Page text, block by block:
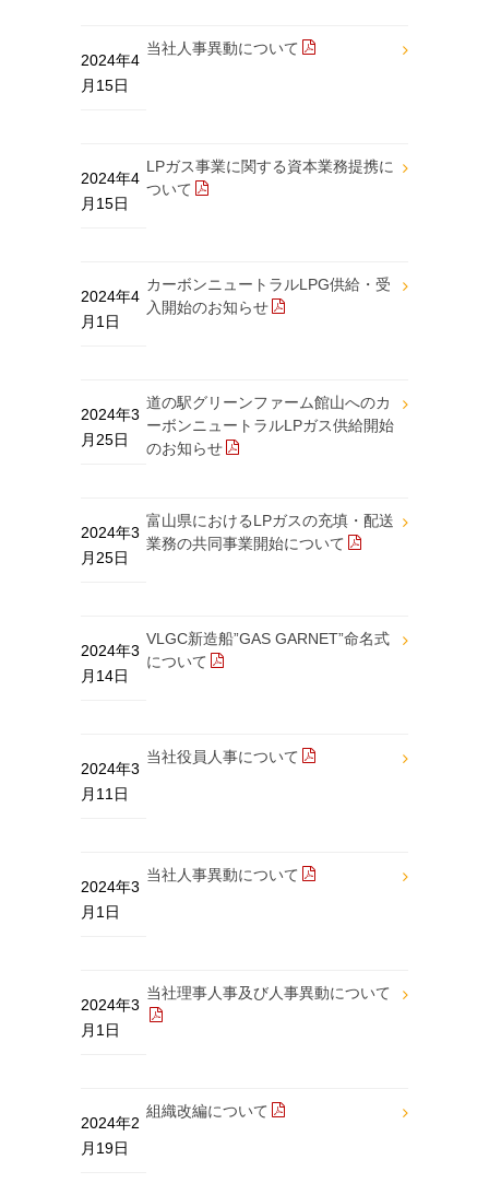
当社人事異動について
2024年4
月15日
LPガス事業に関する資本業務提携に
ついて
2024年4
月15日
カーボンニュートラルLPG供給・受
入開始のお知らせ
2024年4
月1日
道の駅グリーンファーム館山へのカ
ーボンニュートラルLPガス供給開始
のお知らせ
2024年3
月25日
富山県におけるLPガスの充填・配送
業務の共同事業開始について
2024年3
月25日
VLGC新造船”GAS GARNET”命名式
について
2024年3
月14日
当社役員人事について
2024年3
月11日
当社人事異動について
2024年3
月1日
当社理事人事及び人事異動について
2024年3
月1日
組織改編について
2024年2
月19日